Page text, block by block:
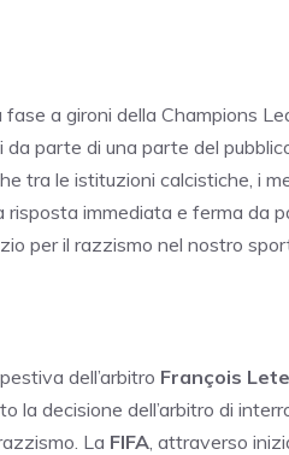
a gironi della Champions
parte di una parte del
tra le istituzioni calcistiche, i
immediata e ferma da
per il razzismo nel nostro
dell’arbitro François
decisione dell’arbitro di
La FIFA , attraverso